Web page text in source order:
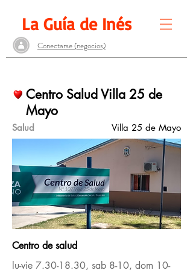
La Guía de Inés
Conectarse (negocios)
Centro Salud Villa 25 de
Mayo
Villa 25 de Mayo
Centro de salud
Salud
lu-vie 7.30-18.30, sab 8-10, dom 10-